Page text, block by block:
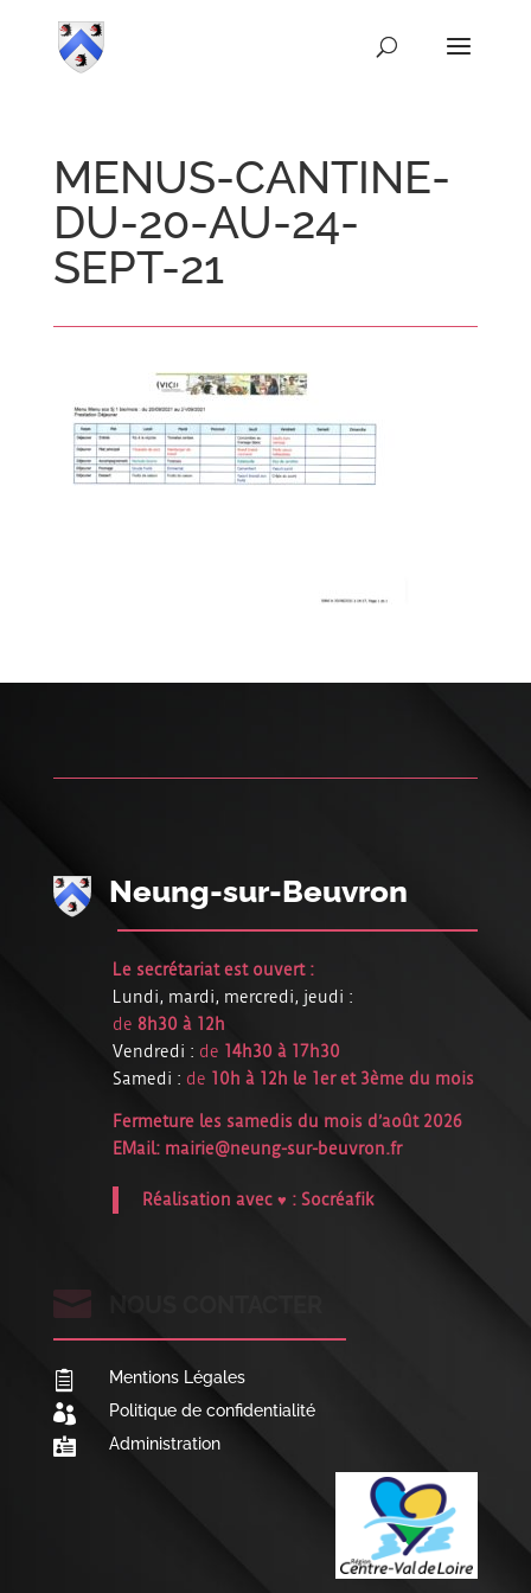
MENUS-CANTINE-
DU-20-AU-24-
SEPT-21
Neung-sur-Beuvron
Le secrétariat est ouvert :
Lundi, mardi, mercredi, jeudi :
de 8h30 à 12h
Vendredi : de 14h30 à 17h30
Samedi : de 10h à 12h le 1er et 3ème du mois
Fermeture les samedis du mois d’août 2026
EMail: mairie@neung-sur-beuvron.fr
Réalisation avec ♥ : Socréafik

 Mentions Légales
 Politique de confidentialité
 Administration